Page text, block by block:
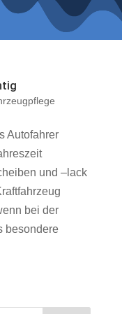
Autofahrer
und –lack
bei der
besondere